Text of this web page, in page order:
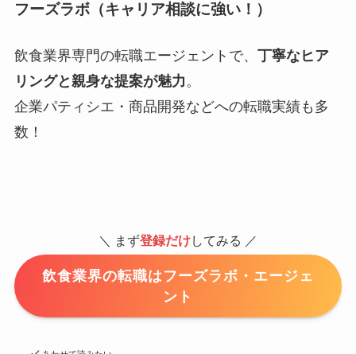
フーズラボ（キャリア相談に強い！）
飲食業界専門の転職エージェントで、 丁寧なヒア
リングと親身な提案が魅力 。
企業パティシエ・商品開発などへの転職実績も多
数！
＼ まず登録だけしてみる ／
飲食業界の転職はフーズラボ・エージェ
ント